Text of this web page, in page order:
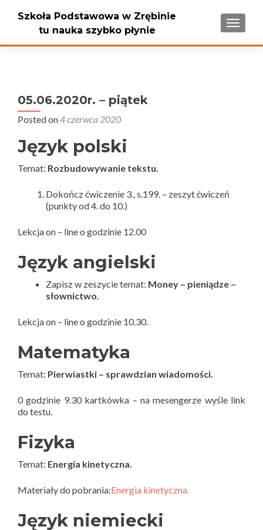
Szkoła Podstawowa w Zrębinie
tu nauka szybko płynie
05.06.2020r. – piątek
Posted on4 czerwca 2020
Język polski
Temat: Rozbudowywanie tekstu.
Dokończ ćwiczenie 3., s.199. – zeszyt ćwiczeń
(punkty od 4. do 10.)
Lekcja on – line o godzinie 12.00
Język angielski
Zapisz w zeszycie temat: Money – pieniądze –
słownictwo.
Lekcja on – line o godzinie 10.30.
Matematyka
Temat: Pierwiastki – sprawdzian wiadomości.
0 godzinie 9.30 kartkówka – na mesengerze wyśle link
do testu.
Fizyka
Temat: Energia kinetyczna.
Materiały do pobrania:Energia kinetyczna.
Język niemiecki